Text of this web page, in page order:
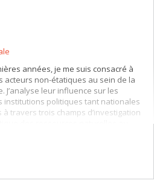
années, je me suis consacré à
acteurs non-étatiques au sein de la
J’analyse leur influence sur les
institutions politiques tant nationales
à travers trois champs d’investigation
2- le développement et la
et 3- les relations
de l’Asie du Sud-Est.